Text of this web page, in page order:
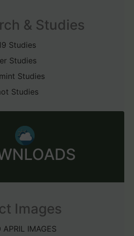
& Studies
Studies
Studies
Studies
Studies
Images
APRIL IMAGES